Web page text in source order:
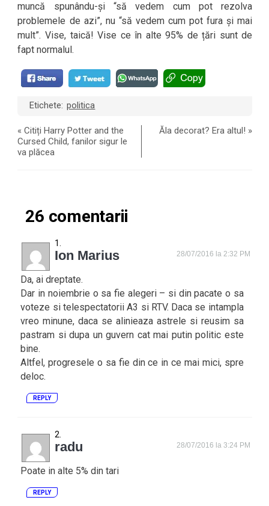
muncă spunându-și “să vedem cum pot rezolva
problemele de azi”, nu “să vedem cum pot fura și mai
mult”. Vise, taică! Vise ce în alte 95% de țări sunt de
fapt normalul.
Etichete: politica
«Citiți Harry Potter and the
Cursed Child, fanilor sigur le
va plăcea
Ăla decorat? Era altul! »
26 comentarii
Ion Marius 28/07/2016 la 2:32 PM
Da, ai dreptate.
Dar in noiembrie o sa fie alegeri – si din pacate o sa
voteze si telespectatorii A3 si RTV. Daca se intampla
vreo minune, daca se alinieaza astrele si reusim sa
pastram si dupa un guvern cat mai putin politic este
bine.
Altfel, progresele o sa fie din ce in ce mai mici, spre
deloc.
REPLY
radu 28/07/2016 la 3:24 PM
Poate in alte 5% din tari
REPLY